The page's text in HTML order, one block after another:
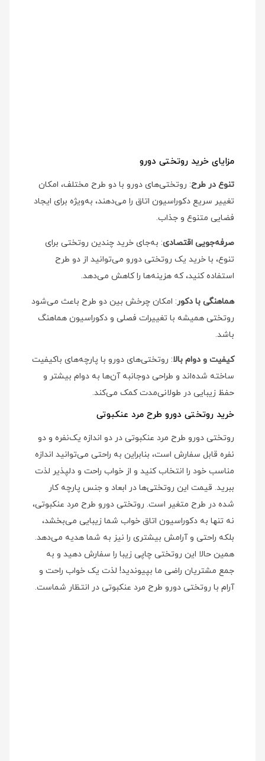
مزایای خرید روتختی دورو
تنوع در طرح: روتختی‌های دورو با دو طرح مختلف، امکان
تغییر سریع دکوراسیون اتاق را می‌دهند، به‌ویژه برای ایجاد
فضایی متنوع و جذاب.
صرفه‌جویی اقتصادی: به‌جای خرید چندین روتختی برای
تنوع، با خرید یک روتختی دورو می‌توانید از دو طرح
استفاده کنید، که هزینه‌ها را کاهش می‌دهد.
هماهنگی با دکور : امکان چرخش بین دو طرح باعث می‌شود
روتختی همیشه با تغییرات فصلی و دکوراسیون هماهنگ
باشد.
کیفیت و دوام بالا: روتختی‌های دورو با پارچه‌های باکیفیت
ساخته شده‌اند و طراحی دوجانبه آن‌ها به دوام بیشتر و
حفظ زیبایی در طولانی‌مدت کمک می‌کند.
خرید روتختی دورو طرح مرد عنکبوتی
روتختی دورو طرح مرد عنکبوتی در دو اندازه یک‌نفره و دو
نفره قابل سفارش است، بنابراین به راحتی می‌توانید اندازه
مناسب خود را انتخاب کنید و از خواب راحت و دلپذیر لذت
ببرید. قیمت این روتختی‌ها در ابعاد و جنس پارچه کار
شده در طرح متغیر است. روتختی دورو طرح مرد عنکبوتی،
نه تنها به دکوراسیون اتاق خواب شما زیبایی می‌بخشد،
بلکه راحتی و آرامش بیشتری را نیز به شما هدیه می‌دهد.
همین حالا این روتختی چاپی زیبا را سفارش دهید و به
جمع مشتریان راضی ما بپیوندید! لذت یک خواب راحت و
آرام با روتختی دورو طرح مرد عنکبوتی در انتظار شماست.